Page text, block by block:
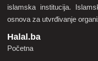
islamska institucija.
osnova za utvrđivanje
Halal.ba
Početna